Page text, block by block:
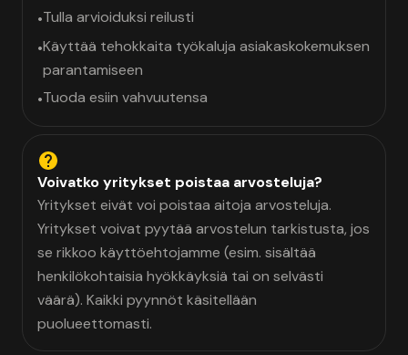
•Tulla arvioiduksi reilusti
•Käyttää tehokkaita työkaluja asiakaskokemuksen
parantamiseen
•Tuoda esiin vahvuutensa
Voivatko yritykset poistaa arvosteluja?
Yritykset eivät voi poistaa aitoja arvosteluja.
Yritykset voivat pyytää arvostelun tarkistusta, jos
se rikkoo käyttöehtojamme (esim. sisältää
henkilökohtaisia hyökkäyksiä tai on selvästi
väärä). Kaikki pyynnöt käsitellään
puolueettomasti.